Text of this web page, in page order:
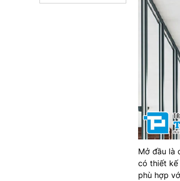
Mở đầu là
có thiết kế
phù hợp